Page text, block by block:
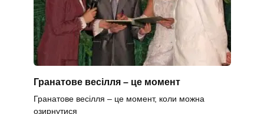
Гранатове весілля – це момент
Гранатове весілля – це момент, коли можна
озирнутися